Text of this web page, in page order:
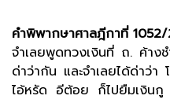
คำพิพากษาศาลฎีกาที่ 1052/
จำเลยพูดทวงเงินที่ ถ. ค้าง
ด่าว่ากัน และจำเลยได้ด่าว่า
ไอ้หรัด อีต้อย ก็ไปยืมเงิน